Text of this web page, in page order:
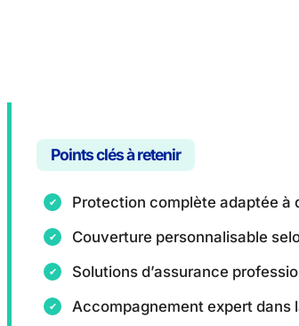
Points clés à retenir
Protection complète adaptée
Couverture personnalisable
Solutions d’assurance
Accompagnement expert dans